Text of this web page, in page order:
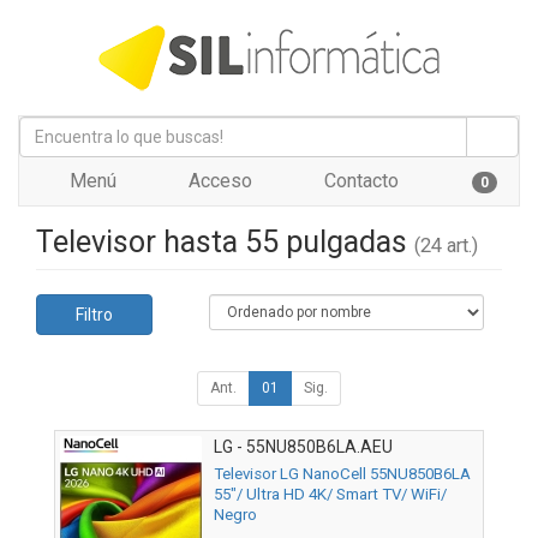
Menú Acceso Contacto 0
Televisor hasta 55 pulgadas (24 art.)
Filtro
Ant. 01 Sig.
LG - 55NU850B6LA.AEU
Televisor LG NanoCell 55NU850B6LA
55"/ Ultra HD 4K/ Smart TV/ WiFi/
Negro